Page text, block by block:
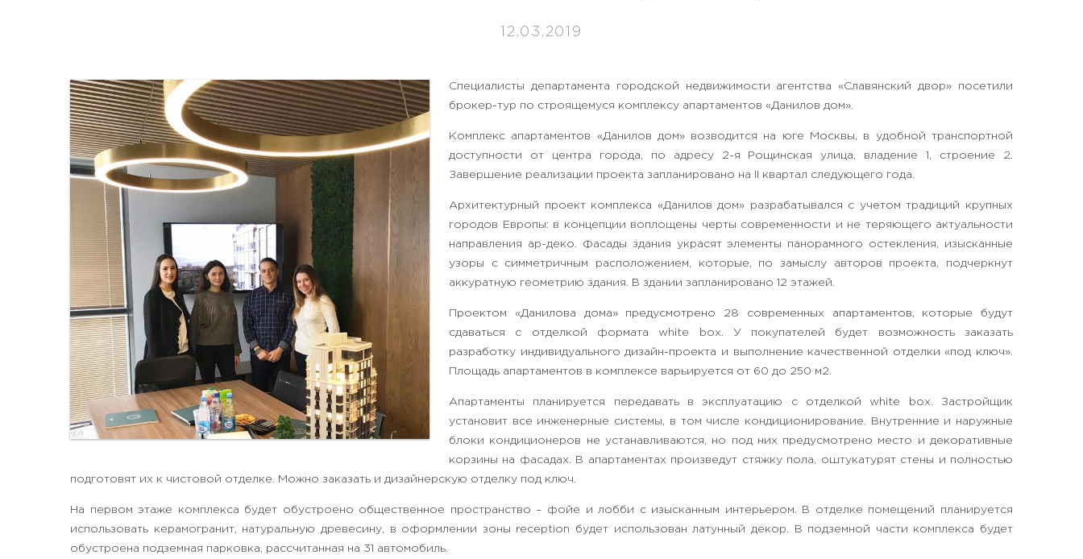
12.03.2019
Специалисты департамента городской недвижимости агентства «Славянский двор» посетили
брокер-тур по строящемуся комплексу апартаментов «Данилов дом».
Комплекс апартаментов «Данилов дом» возводится на юге Москвы, в удобной транспортной
доступности от центра города, по адресу 2-я Рощинская улица, владение 1, строение 2.
Завершение реализации проекта запланировано на II квартал следующего года.
Архитектурный проект комплекса «Данилов дом» разрабатывался с учетом традиций крупных
городов Европы: в концепции воплощены черты современности и не теряющего актуальности
направления ар-деко. Фасады здания украсят элементы панорамного остекления, изысканные
узоры с симметричным расположением, которые, по замыслу авторов проекта, подчеркнут
аккуратную геометрию здания. В здании запланировано 12 этажей.
Проектом «Данилова дома» предусмотрено 28 современных апартаментов, которые будут
сдаваться с отделкой формата white box. У покупателей будет возможность заказать
разработку индивидуального дизайн-проекта и выполнение качественной отделки «под ключ».
Площадь апартаментов в комплексе варьируется от 60 до 250 м2.
Апартаменты планируется передавать в эксплуатацию с отделкой white box. Застройщик
установит все инженерные системы, в том числе кондиционирование. Внутренние и наружные
блоки кондиционеров не устанавливаются, но под них предусмотрено место и декоративные
корзины на фасадах. В апартаментах произведут стяжку пола, оштукатурят стены и полностью
подготовят их к чистовой отделке. Можно заказать и дизайнерскую отделку под ключ.
На первом этаже комплекса будет обустроено общественное пространство – фойе и лобби с изысканным интерьером. В отделке помещений планируется
использовать керамогранит, натуральную древесину, в оформлении зоны reception будет использован латунный декор. В подземной части комплекса будет
обустроена подземная парковка, рассчитанная на 31 автомобиль.